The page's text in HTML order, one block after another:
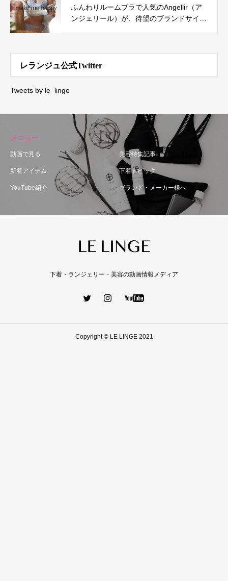
ふんわりルームブラで人気のAngellir（ア
ンジェリール）が、待望のブランドサイト
レランジュ公式Twitter
Tweets by le_linge_
メニュー
動画で見る 美容特集記事
新着アイテム 下着トピック
YouTube紹介 ブランド・メーカー様へ
下着・ランジェリー・美容の動画情報メディア
Copyright © LE LINGE 2021